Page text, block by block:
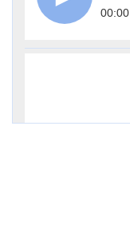
00:00